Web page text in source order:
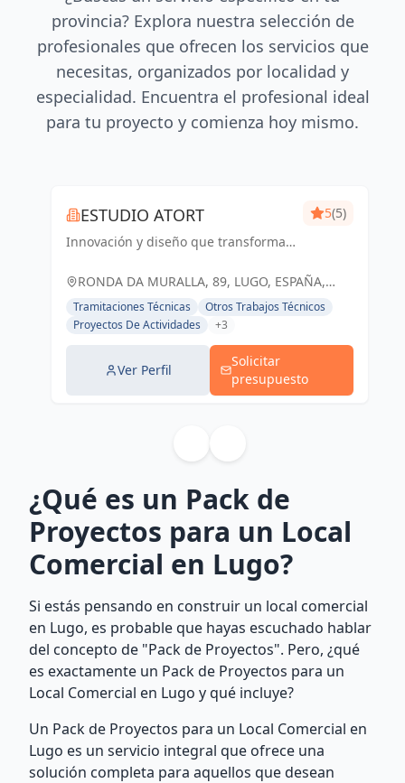
provincia? Explora nuestra selección de
profesionales que ofrecen los servicios que
necesitas, organizados por localidad y
especialidad. Encuentra el profesional ideal
para tu proyecto y comienza hoy mismo.
ESTUDIO ATORT
Innovación y diseño que transforman
5(5)
RONDA DA MURALLA, 89, LUGO, ESPAÑA,
España
Tramitaciones Técnicas
Otros Trabajos Técnicos
Proyectos De Actividades
+3
Ver Perfil
Solicitar
presupuesto
¿Qué es un Pack de
Proyectos para un Local
Comercial en Lugo?
Si estás pensando en construir un local comercial
en Lugo, es probable que hayas escuchado hablar
del concepto de "Pack de Proyectos". Pero, ¿qué
es exactamente un Pack de Proyectos para un
Local Comercial en Lugo y qué incluye?
Un Pack de Proyectos para un Local Comercial en
Lugo es un servicio integral que ofrece una
solución completa para aquellos que desean